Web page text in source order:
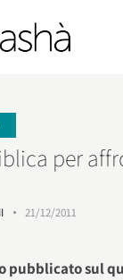
per
21/12/2011
pubblicato sul